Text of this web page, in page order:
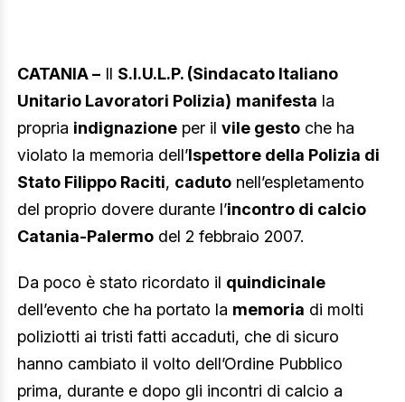
CATANIA – Il S.I.U.L.P. (Sindacato Italiano
Unitario Lavoratori Polizia) manifesta la
propria indignazione per il vile gesto che ha
violato la memoria dell’Ispettore della Polizia di
Stato Filippo Raciti, caduto nell’espletamento
del proprio dovere durante l’incontro di calcio
Catania-Palermo del 2 febbraio 2007.
Da poco è stato ricordato il quindicinale
dell’evento che ha portato la memoria di molti
poliziotti ai tristi fatti accaduti, che di sicuro
hanno cambiato il volto dell’Ordine Pubblico
prima, durante e dopo gli incontri di calcio a